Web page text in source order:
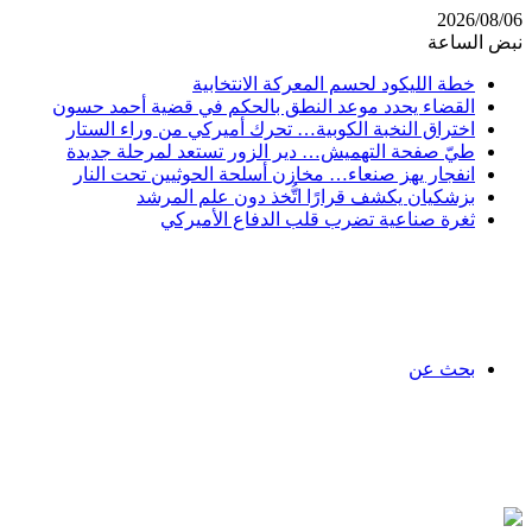
2026/08/06
نبض الساعة
خطة الليكود لحسم المعركة الانتخابية
القضاء يحدد موعد النطق بالحكم في قضية أحمد حسون
اختراق النخبة الكوبية… تحرك أميركي من وراء الستار
طيّ صفحة التهميش… دير الزور تستعد لمرحلة جديدة
انفجار يهز صنعاء… مخازن أسلحة الحوثيين تحت النار
بزشكيان يكشف قرارًا اتُّخذ دون علم المرشد
ثغرة صناعية تضرب قلب الدفاع الأميركي
بحث عن